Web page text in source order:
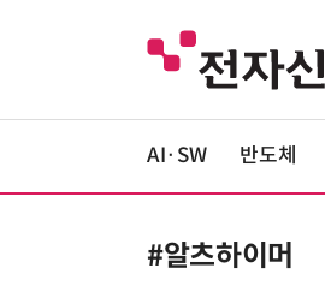
AI·SW 반도체
#알츠하이머